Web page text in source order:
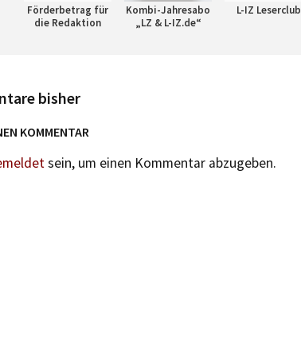
Förderbetrag für
die Redaktion
Kombi-Jahresabo
„LZ & L-IZ.de“
L-IZ Leserclub
bisher
KOMMENTAR
sein, um einen Kommentar abzugeben.